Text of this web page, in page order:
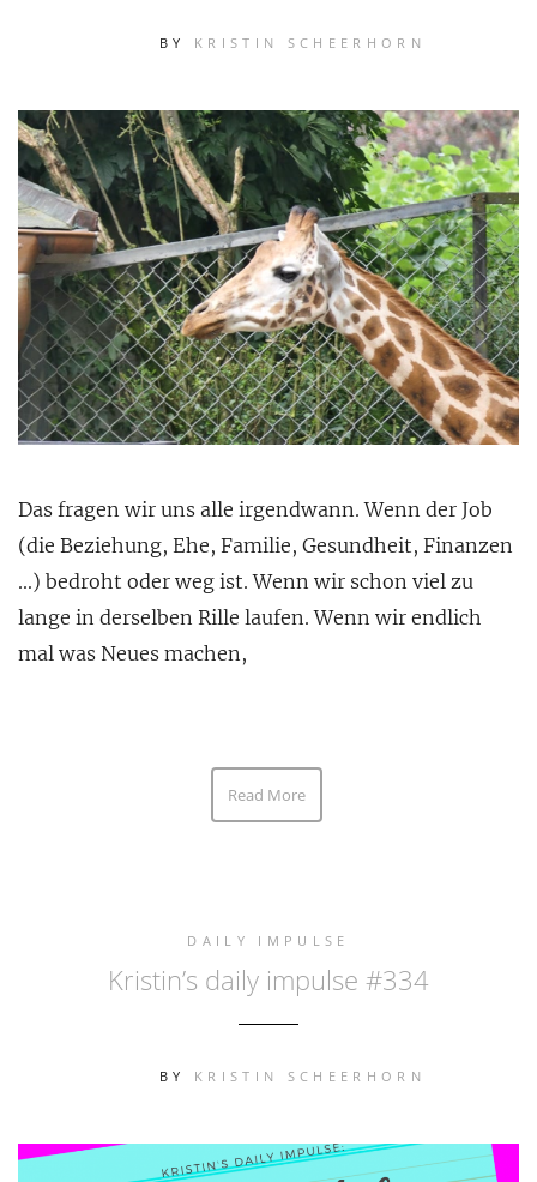
BY KRISTIN SCHEERHORN
Das fragen wir uns alle irgendwann. Wenn der Job
(die Beziehung, Ehe, Familie, Gesundheit, Finanzen
…) bedroht oder weg ist. Wenn wir schon viel zu
lange in derselben Rille laufen. Wenn wir endlich
mal was Neues machen,
Read More
DAILY IMPULSE
Kristin’s daily impulse #334
BY KRISTIN SCHEERHORN